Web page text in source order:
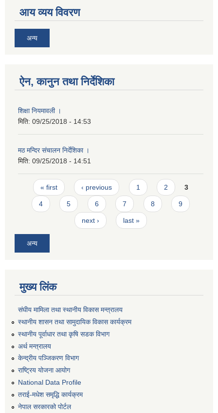
आय व्यय विवरण
अन्य
ऐन, कानुन तथा निर्देशिका
शिक्षा नियमावली ।
मिति: 09/25/2018 - 14:53
मठ मन्दिर संचालन निर्देशिका ।
मिति: 09/25/2018 - 14:51
Pages
« first ‹ previous 1 2 3
4 5 6 7 8 9
next › last »
अन्य
मुख्य लिंक
संघीय मामिला तथा स्थानीय विकास मन्त्रालय
स्थानीय शासन तथा सामुदायिक विकास कार्यक्रम
स्थानीय पूर्वाधार तथा कृषि सडक विभाग
अर्थ मन्त्रालय
केन्द्रीय पञ्जिकरण विभाग
राष्ट्रिय योजना आयोग
National Data Profile
तराई-मधेश समृद्धि कार्यक्रम
नेपाल सरकारको पोर्टल